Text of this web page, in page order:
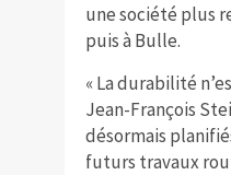
une société plus
puis à Bulle.
« La durabilité
Jean-François
désormais
futurs travaux